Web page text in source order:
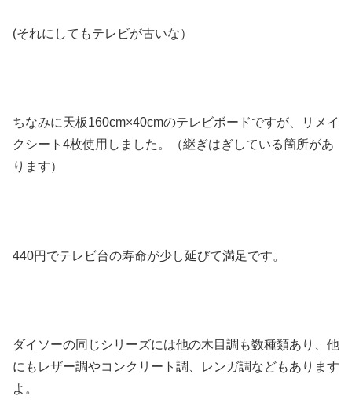
(それにしてもテレビが古いな）
ちなみに天板160cm×40cmのテレビボードですが、リメイ
クシート4枚使用しました。（継ぎはぎしている箇所があ
ります）
440円でテレビ台の寿命が少し延びて満足です。
ダイソーの同じシリーズには他の木目調も数種類あり、他
にもレザー調やコンクリート調、レンガ調などもあります
よ。